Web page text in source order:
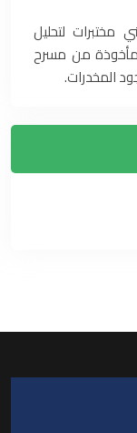
مختبرات لتحليل
المأخوذة من مسرح
المخدرات.